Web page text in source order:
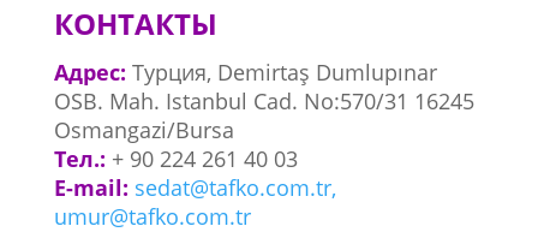
КОНТАКТЫ
Адрес: Турция, Demirtaş Dumlupınar
OSB. Mah. Istanbul Cad. No:570/31 16245
Osmangazi/Bursa
Тел.: + 90 224 261 40 03
E-mail: sedat@tafko.com.tr,
umur@tafko.com.tr